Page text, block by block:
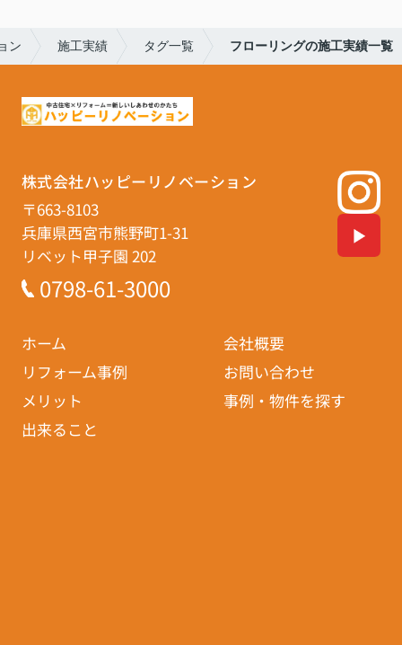
ン 施工実績 タグ一覧 フローリングの施工実績一覧
株式会社ハッピーリノベーション
〒663-8103
兵庫県西宮市熊野町1-31
リベット甲子園 202
0798-61-3000
ホーム
会社概要
リフォーム事例
お問い合わせ
メリット
事例・物件を探す
出来ること